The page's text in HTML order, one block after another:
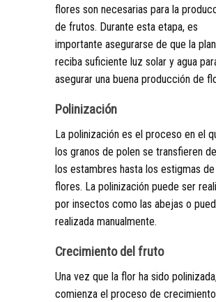
flores son necesarias para la
de frutos. Durante esta etapa, es
importante asegurarse de que la
reciba suficiente luz solar y agua
asegurar una buena producción de
Polinización
La polinización es el proceso en el
los granos de polen se transfieren
los estambres hasta los estigmas de
flores. La polinización puede ser
por insectos como las abejas o
realizada manualmente.
Crecimiento del fruto
Una vez que la flor ha sido
comienza el proceso de crecimiento